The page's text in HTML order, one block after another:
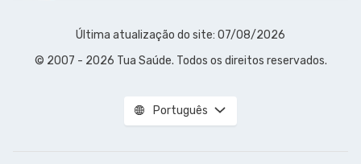
Última atualização do site: 07/08/2026
© 2007 - 2026 Tua Saúde. Todos os direitos reservados.
Português